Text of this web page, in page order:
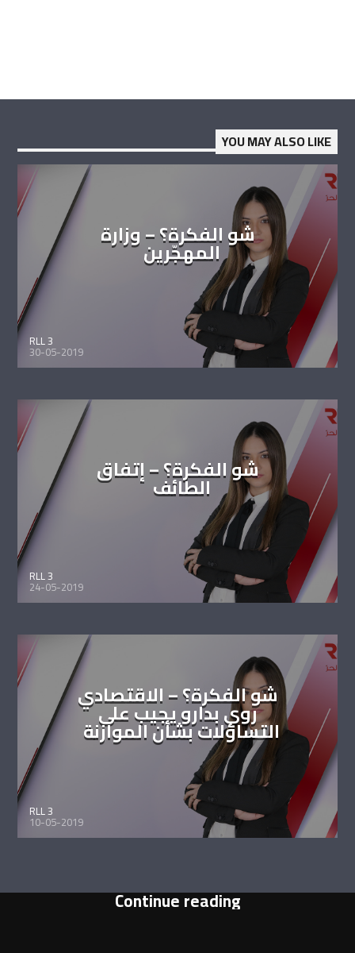
YOU MAY ALSO LIKE
شو الفكرة؟ – وزارة
المهجّرين
RLL 3
30-05-2019
شو الفكرة؟ – إتفاق
الطائف
RLL 3
24-05-2019
شو الفكرة؟ – الاقتصادي
روي بدارو يجيب على
التساؤلات بشأن الموازنة
RLL 3
10-05-2019
Continue reading